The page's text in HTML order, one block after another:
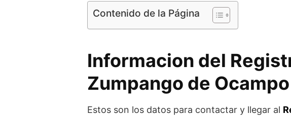
Contenido de la Página
Informacion del
Zumpango de Ocampo
Estos son los datos para contactar y llegar al